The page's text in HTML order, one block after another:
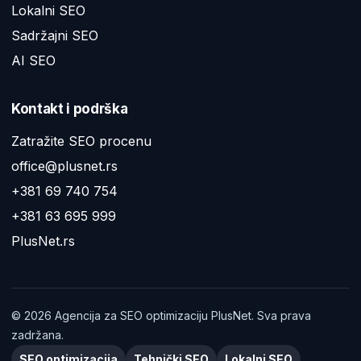
Lokalni SEO
Sadržajni SEO
AI SEO
Kontakt i podrška
Zatražite SEO procenu
office@plusnet.rs
+381 69 740 754
+381 63 695 999
PlusNet.rs
© 2026 Agencija za SEO optimizaciju PlusNet. Sva prava
zadržana.